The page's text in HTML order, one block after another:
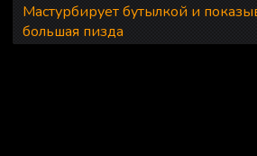
Мастурбирует бутылкой и
большая пизда